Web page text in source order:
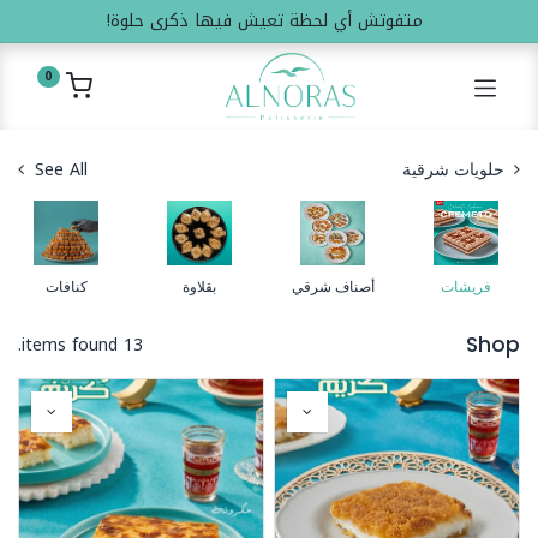
متفوتش أي لحظة تعيش فيها ذكرى حلوة!
0
حلويات شرقية See All
فريشات أصناف شرقي بقلاوة كنافات
Shop
13 items found.